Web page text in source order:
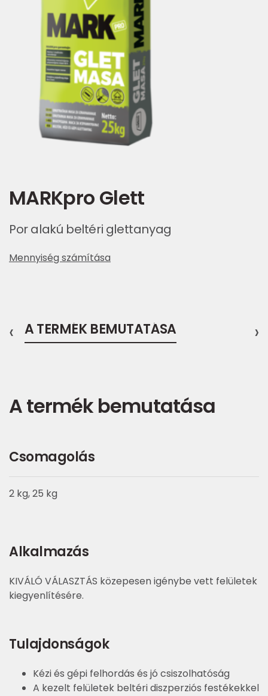
MARKpro Glett
Por alakú beltéri glettanyag
Mennyiség számítása
A TERMÉK BEMUTATÁSA
‹ ›
A termék bemutatása
Csomagolás
2 kg, 25 kg
Alkalmazás
KIVÁLÓ VÁLASZTÁS közepesen igénybe vett felületek
kiegyenlítésére.
Tulajdonságok
Kézi és gépi felhordás és jó csiszolhatóság
A kezelt felületek beltéri diszperziós festékekkel